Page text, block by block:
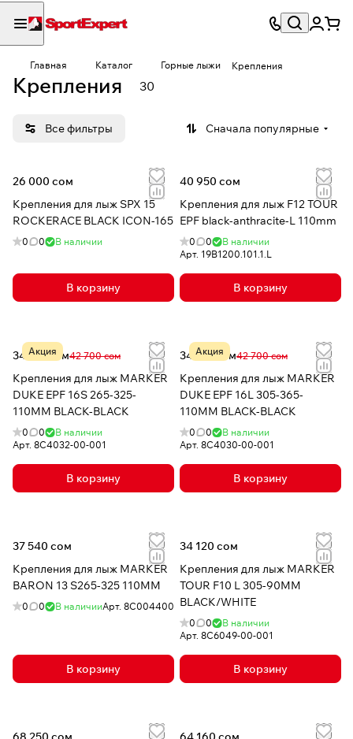
Главная Каталог Горные лыжи Крепления
Крепления 30
Все фильтры Сначала популярные
26 000 сом
Крепления для лыж SPX 15
ROCKERACE BLACK ICON-165
0 0 В наличии
В корзину
40 950 сом
Крепления для лыж F12 TOUR
EPF black-anthracite-L 110mm
0 0
В наличии
Арт. 19B1200.101.1.L
В корзину
Акция
34 161 сом42 700 сом
Крепления для лыж MARKER
DUKE EPF 16S 265-325-
110MM BLACK-BLACK
0 0
В наличии
Арт. 8C4032-00-001
В корзину
Акция
34 161 сом42 700 сом
Крепления для лыж MARKER
DUKE EPF 16L 305-365-
110MM BLACK-BLACK
0 0
В наличии
Арт. 8C4030-00-001
В корзину
37 540 сом
Крепления для лыж MARKER
BARON 13 S265-325 110MM
0 0 В наличииАрт. 8C004400
В корзину
34 120 сом
Крепления для лыж MARKER
TOUR F10 L 305-90MM
BLACK/WHITE
0 0
В наличии
Арт. 8C6049-00-001
В корзину